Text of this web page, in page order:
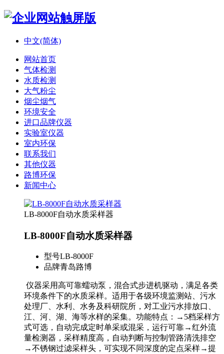
中文(简体)
网站首页
气体检测
水质检测
大气粉尘
烟尘烟气
环境安全
进口品牌仪器
实验室仪器
室内环保
联系我们
其他仪器
路博环保
新闻中心
LB-8000F自动水质采样器
LB-8000F自动水质采样器
型号LB-8000F
品牌青岛路博
仪器采用高可靠蠕动泵，混合式步进机驱动，满足各类
环境条件下的水质采样。适用于各级环境监测站、污水
处理厂、水利、水务及科研院所，对工业污水排放口、
江、河、湖、海等水样的采集。功能特点：→5档采样方
式可选，自动完成定时单采或混采，运行可靠→红外流
量检测器，采样精度高，自动判断与控制管路清洗排空
→不锈钢过滤采样头，可实现不同深度的定点采样→提